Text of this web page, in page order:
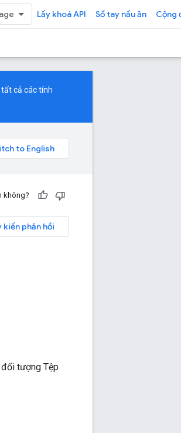
Lấy khoá API Sổ tay nấu ăn Cộng
cả các tính
không?
kiến phản hồi
tượng Tệp